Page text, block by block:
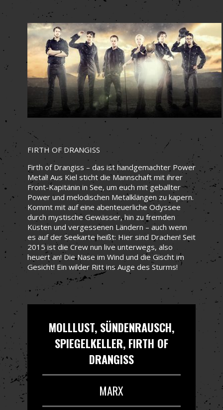
FIRTH OF DRANGISS
Firth of Drangiss – das ist handgemachter Power
Metal! Aus Kiel sticht die Mannschaft mit ihrer
Front-Kapitänin in See, um euch mit geballter
Power und melodischen Metalklängen zu kapern.
Kommt mit auf eine abenteuerliche Odyssee
durch mystische Gewässer, hin zu fremden
Küsten und vergessenen Ländern – auch wenn
es auf der Seekarte heißt: Hier sind Drachen! Seit
2015 ist die Crew nun live unterwegs, also
heuert an! Die Nase im Wind und die Gischt im
Gesicht! Ein wilder Ritt ins Auge des Sturms!
MOLLLUST, SÜNDENRAUSCH,
SPIEGELKELLER, FIRTH OF
DRANGISS
MARX